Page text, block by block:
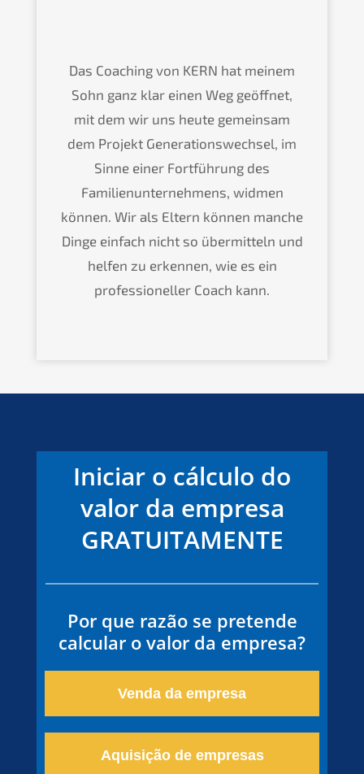
Das Coaching von KERN hat meinem
Sohn ganz klar einen Weg geöffnet,
mit dem wir uns heute gemeinsam
dem Projekt Generationswechsel, im
Sinne einer Fortführung des
Familienunternehmens, widmen
können. Wir als Eltern können manche
Dinge einfach nicht so übermitteln und
helfen zu erkennen, wie es ein
professioneller Coach kann.
Iniciar o cálculo do
valor da empresa
GRATUITAMENTE
Por que razão se pretende
calcular o valor da empresa?
Venda da empresa
Aquisição de empresas